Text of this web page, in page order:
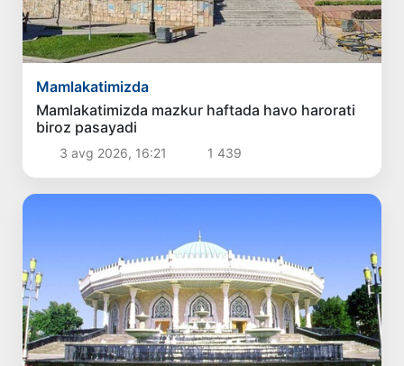
Mamlakatimizda
Mamlakatimizda mazkur haftada havo harorati
biroz pasayadi
3 avg 2026, 16:21 1 439